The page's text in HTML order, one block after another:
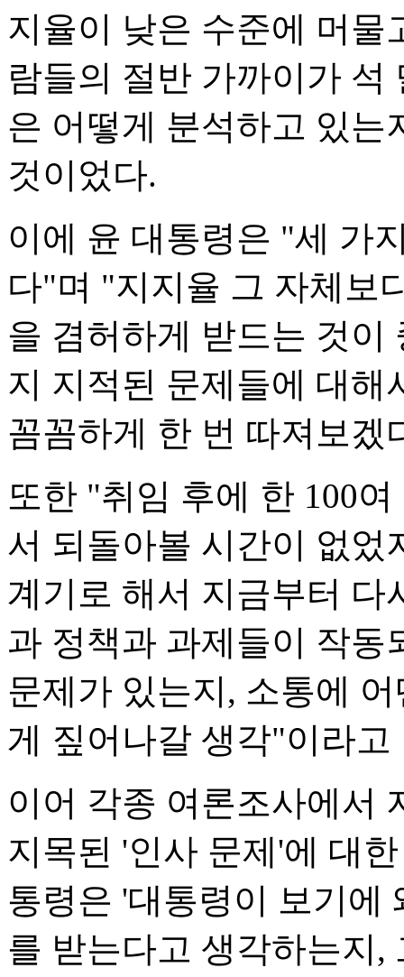
지율이 낮은 수준에 머물
람들의 절반 가까이가 석
은 어떻게 분석하고 있는
것이었다.
이에 윤 대통령은 "세 가
다"며 "지지율 그 자체보
을 겸허하게 받드는 것이
지 지적된 문제들에 대해
꼼꼼하게 한 번 따져보겠
또한 "취임 후에 한 100
서 되돌아볼 시간이 없었
계기로 해서 지금부터 다
과 정책과 과제들이 작동
문제가 있는지, 소통에
게 짚어나갈 생각"이라고
이어 각종 여론조사에서
지목된 '인사 문제'에 대
통령은 '대통령이 보기에
를 받는다고 생각하는지,